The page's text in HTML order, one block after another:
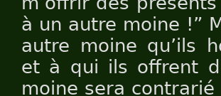
à un autre moine !”
autre moine qu’ils
et à qui ils offrent
moine sera